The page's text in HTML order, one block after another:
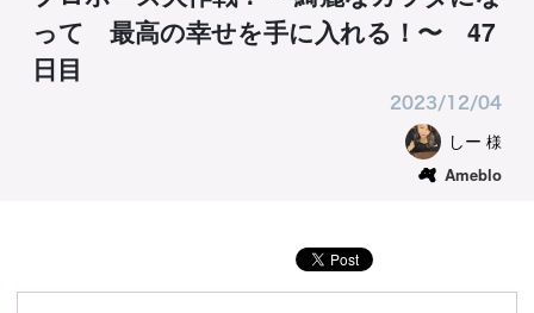
ブログ
お問い合わせ
って 最高の幸せを手に入れる！〜 47
日目
2023/12/04
しー 様
Ameblo